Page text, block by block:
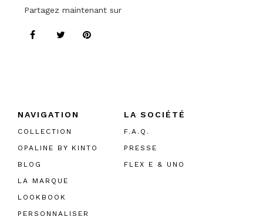
Partagez maintenant sur
NAVIGATION
COLLECTION
OPALINE BY KINTO
BLOG
LA MARQUE
LOOKBOOK
PERSONNALISER
LA SOCIÉTÉ
F.A.Q.
PRESSE
FLEX E & UNO